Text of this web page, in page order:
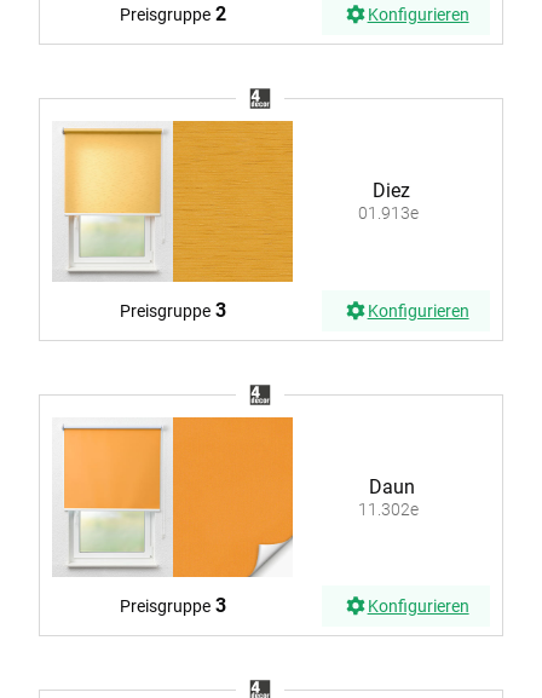
Preisgruppe 2 Konfigurieren
Diez
01.913e
Preisgruppe 3 Konfigurieren
Daun
11.302e
Preisgruppe 3 Konfigurieren